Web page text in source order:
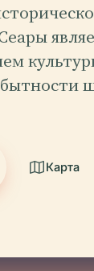
Карта